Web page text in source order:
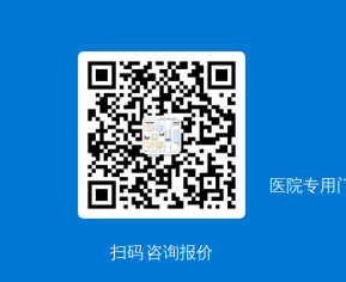
扫码 咨询报价
医院专用